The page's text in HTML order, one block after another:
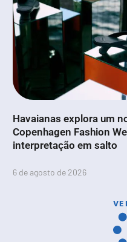
Havaianas explora um
Copenhagen Fashion
interpretação em salto
6 de agosto de 2026